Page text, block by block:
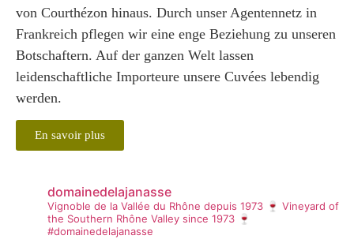
von Courthézon hinaus. Durch unser Agentennetz in
Frankreich pflegen wir eine enge Beziehung zu unseren
Botschaftern. Auf der ganzen Welt lassen
leidenschaftliche Importeure unsere Cuvées lebendig
werden.
En savoir plus
domainedelajanasse
Vignoble de la Vallée du Rhône depuis 1973 🍷 Vineyard of
the Southern Rhône Valley since 1973 🍷
#domainedelajanasse